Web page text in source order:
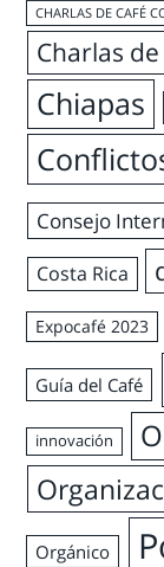
CHARLAS DE CAFÉ
Charlas de
Chiapas
Consejo
Costa Rica
Expocafé 2023
Guía del Café
innovación
Orgánico